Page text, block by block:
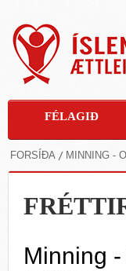
FORSÍÐA MINNING -
Minning
FÉLAGIÐ